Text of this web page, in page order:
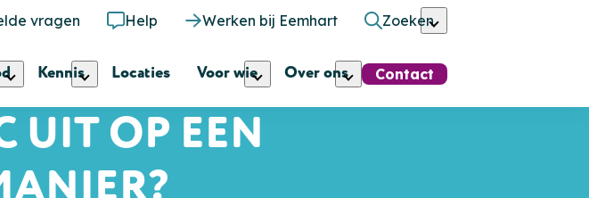
vragen Help Werken bij Eemhart Zoeken
Kennis Locaties Voor wie Over ons Contact
UIT OP EEN